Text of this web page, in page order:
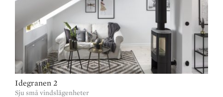
Idegranen 2
Sju små vindslägenheter